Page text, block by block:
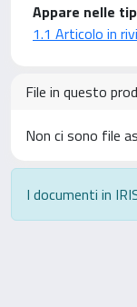
Appare nelle
1.1 Articolo in
File in questo
Non ci sono file
I documenti in